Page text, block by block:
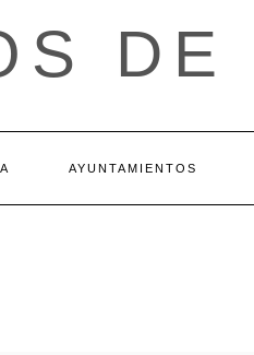
AYUNTAMIENTOS